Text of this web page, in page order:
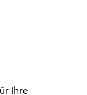
Ihre